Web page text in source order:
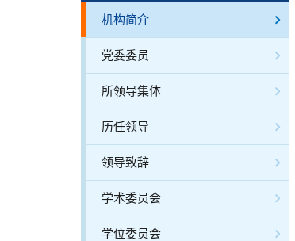
机构简介
党委委员
所领导集体
历任领导
领导致辞
学术委员会
学位委员会